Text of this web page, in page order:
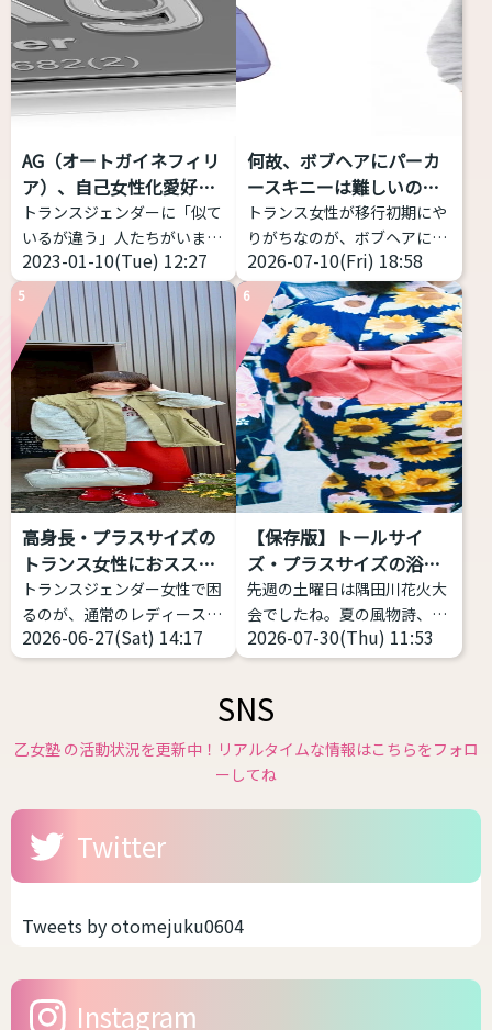
括的な意味をもつ表現 トラン
スジェンダーとは、何らかの
形で性別移行をする者すべて
を包摂する用語であり、その
中での多様性は多岐にわたり
学会は「性別不合学会」です
から「性別不合」に対象が限
定されるとしても、「性別不
合」の現れ方は多様であり、
それに対する対処（治療）
も...
impression-
checker.vercel.app/ 物語の
朗読音声を録音し、その声の
印象が「男性的」か、「女性
ケーション。 ピッチだけでは
なく、フォルマント（声の共
鳴: 響き方に影響する）を考
慮する。 ...
AG（オートガイネフィリ
ア）、自己女性化愛好症
っ...
トランスジェンダーに「似て
いるが違う」人たちがいま
す。今回はAGと略される
（銀やデニムのメーカーじゃ
ないよ）オートガイネフィリ
アを紹介します。 AG（オー
トガイネフィリア）とは？ オ
ートガイネフィリアとは「自
己女性化愛好症」「自己女性
化偏愛性倒錯症」のことを指
します。英語で
「Autogynephilia」なので
略してAGというわけです。
1989年にカナダの性科学者
レイ・ブランシャールによっ
て定義された比較的新しい言
葉です。 日本では、自分が女
性化することで性的快楽・興
2023-01-10(Tue) 12:27
何故、ボブヘアにパーカ
ースキニーは難しいの
か？
トランス女性が移行初期にや
りがちなのが、ボブヘアにパ
ーカー、スキニー(またはタ
イツ)、スニーカーの三種の
神器
これ、実は相当難
しい。中性、ナチュラルな女
性に寄せようとしてミスって
るケースをよく見ます。 解説
します。 サイズ感をキッチリ
したもの、ピッタリしたもの
を選ぶと難しい 女性がメンズ
ライクや中性的な恰好をする
場合、大事なのは「ゆとり」
です。だぼだぼっとしている
から可愛いのですね。 スキニ
ーのように体型がでるファッ
ションは、男性骨格やサイズ
感がかえって目立つ場合があ
2026-07-10(Fri) 18:58
5
高身長・プラスサイズの
トランス女性におススメ
す...
トランスジェンダー女性で困
るのが、通常のレディースブ
ランドだと丈が短い、大きな
サイズがなくて困っているこ
身長・プラスサイズのトラン
スジェンダー女性におススメ
できるファッションブランド
ど紹介致します。 ぜひ参考に
してみてください
高身
長・プラスサイズのトランス
ョンブランド Nissen - SMILE
LAND（ニッセン スマイルラ
門ブランドです • ...
2026-06-27(Sat) 14:17
6
【保存版】トールサイ
ズ・プラスサイズの浴衣
があ...
先週の土曜日は隅田川花火大
会でしたね。夏の風物詩、花
火大会が始まり各地で浴衣の
販売が始まっています。 浴衣
悩みがある方にこそ着て欲し
いファッションの１つです。
体型を寸胴に作るのが一番綺
長いのを短くして着る前提な
2026-07-30(Thu) 11:53
SNS
乙女塾 の活動状況を更新中！リアルタイムな情報はこちらをフォロ
ーしてね
Twitter
Tweets by otomejuku0604
Instagram